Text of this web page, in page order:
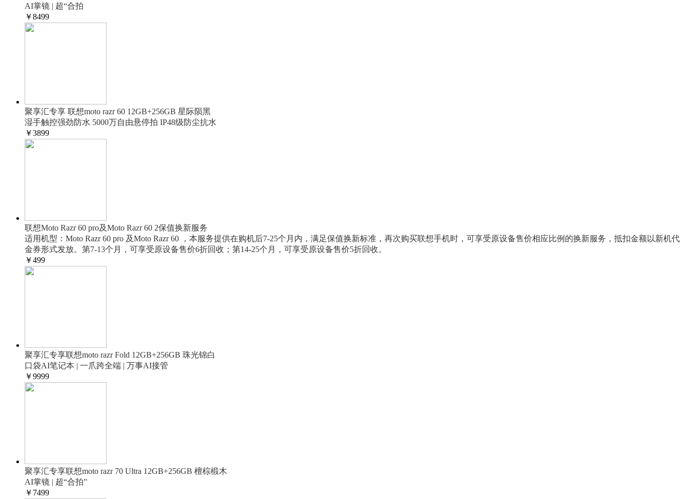
AI掌镜 | 超“合拍
￥8499
聚享汇专享 联想moto razr 60 12GB+256GB 星际陨黑
湿手触控强劲防水 5000万自由悬停拍 IP48级防尘抗水
￥3899
联想Moto Razr 60 pro及Moto Razr 60 2保值换新服务
适用机型：Moto Razr 60 pro 及Moto Razr 60 ，本服务提供在购机后7-25个月内，满足保值换新标准，再次购买联想手机时，可享受原设备售价相应比例的换新服务，抵扣金额以新机代
金券形式发放。第7-13个月，可享受原设备售价6折回收；第14-25个月，可享受原设备售价5折回收。
￥499
聚享汇专享联想moto razr Fold 12GB+256GB 珠光锦白
口袋AI笔记本 | 一爪跨全端 | 万事AI接管
￥9999
聚享汇专享联想moto razr 70 Ultra 12GB+256GB 檀棕椴木
AI掌镜 | 超“合拍”
￥ 7499